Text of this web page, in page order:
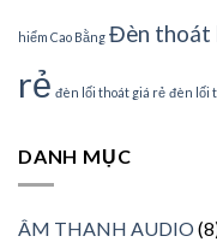
hiểm Cao Bằng Đèn thoát
rẻ đèn lối thoát giá rẻ đèn lối
DANH MỤC
ÂM THANH AUDIO